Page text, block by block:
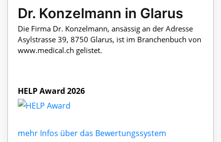
Dr. Konzelmann in Glarus
Die Firma Dr. Konzelmann, ansässig an der Adresse
Asylstrasse 39, 8750 Glarus, ist im Branchenbuch von
www.medical.ch gelistet.
HELP Award 2026
mehr Infos über das Bewertungssystem